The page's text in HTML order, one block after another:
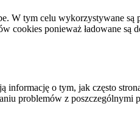
W tym celu wykorzystywane
ponieważ ładowane
o tym, jak często
problemów z